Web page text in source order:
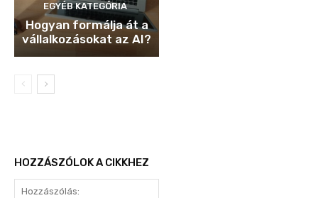
EGYÉB KATEGÓRIA
Hogyan formálja át a
vállalkozásokat az AI?
HOZZÁSZÓLOK A CIKKHEZ